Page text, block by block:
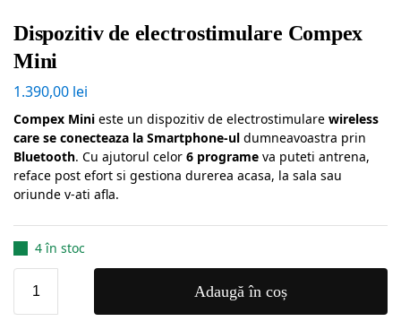
Dispozitiv de electrostimulare Compex
Mini
1.390,00 lei
Compex Mini este un dispozitiv de electrostimulare wireless
care se conecteaza la Smartphone-ul dumneavoastra prin
Bluetooth. Cu ajutorul celor 6 programe va puteti antrena,
reface post efort si gestiona durerea acasa, la sala sau
oriunde v-ati afla.
4 în stoc
Adaugă în coș